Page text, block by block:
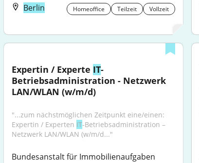
Berlin
Homeoffice Teilzeit Vollzeit
Expertin / Experte IT-
Betriebsadministration - Netzwerk
LAN/WLAN (w/m/d)
"...zum nächstmöglichen Zeitpunkt eine/einen:
Expertin / Experten IT‑Betriebsadministration –
Netzwerk LAN/WLAN (w/m/d..."
Bundesanstalt für Immobilienaufgaben